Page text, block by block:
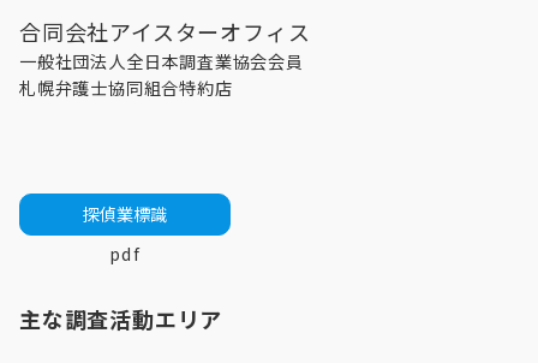
合同会社アイスターオフィス
一般社団法人全日本調査業協会会員
札幌弁護士協同組合特約店
探偵業標識
pdf
主な調査活動エリア